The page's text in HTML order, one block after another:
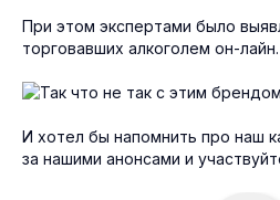
При этом экспертами было
торговавших алкоголем он-лайн.
И хотел бы напомнить про наш
за нашими анонсами и